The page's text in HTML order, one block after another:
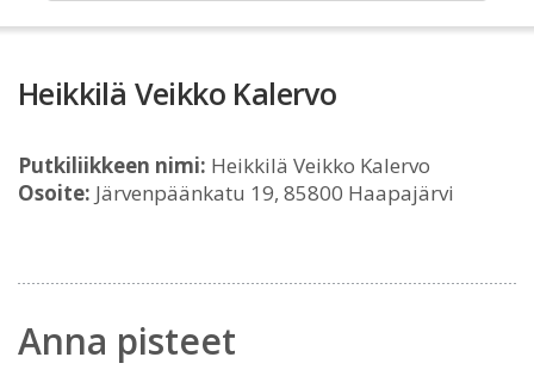
Heikkilä Veikko Kalervo
Putkiliikkeen nimi: Heikkilä Veikko Kalervo
Osoite: Järvenpäänkatu 19, 85800 Haapajärvi
Anna pisteet